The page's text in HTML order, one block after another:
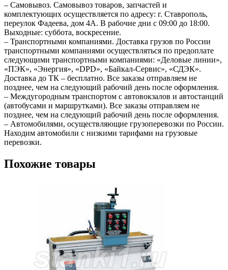
– Самовывоз. Самовывоз товаров, запчастей и
комплектующих осуществляется по адресу: г. Ставрополь,
переулок Фадеева, дом 4А. В рабочие дни с 09:00 до 18:00.
Выходные: суббота, воскресение.
– Транспортными компаниями. Доставка грузов по России
транспортными компаниями осуществляться по предоплате
следующими транспортными компаниями: «Деловые линии»,
«ПЭК», «Энергия», «DPD», «Байкал-Сервис», «СДЭК».
Доставка до ТК – бесплатно. Все заказы отправляем не
позднее, чем на следующий рабочий день после оформления.
– Междугородным транспортом с автовокзалов и автостанций
(автобусами и маршрутками). Все заказы отправляем не
позднее, чем на следующий рабочий день после оформления.
– Автомобилями, осуществляющие грузоперевозки по России.
Находим автомобили с низкими тарифами на грузовые
перевозки.
Похожие товары